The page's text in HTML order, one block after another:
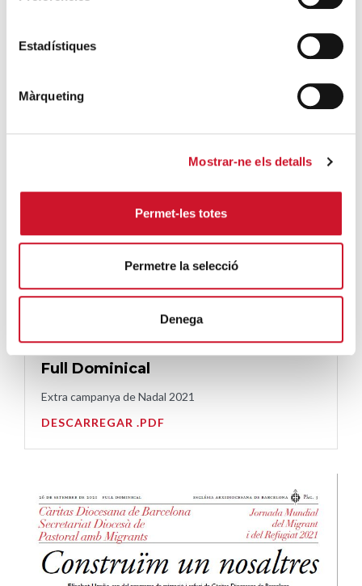
Estadístiques
Màrqueting
Mostrar-ne els detalls
Permet-les totes
Permetre la selecció
Denega
Full Dominical
Extra campanya de Nadal 2021
DESCARREGAR .PDF